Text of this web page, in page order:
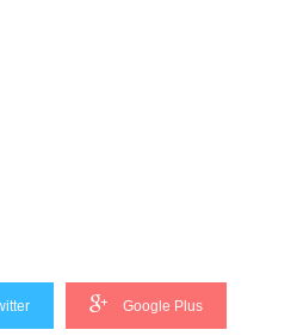
Google Plus